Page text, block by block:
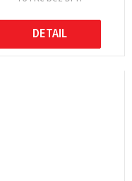
DETAIL